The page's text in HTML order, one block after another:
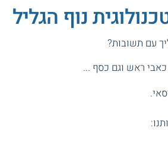
נוף הגליל
עם תשובות?
ראש וגם כסף ...